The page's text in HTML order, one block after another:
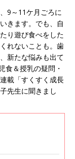
9～11ケ月ごろに
きます。でも、自
り遊び食べをした
れないことも。歯
新たな悩みも出て
食＆授乳の疑問・
載「すくすく成長
先生に聞きまし